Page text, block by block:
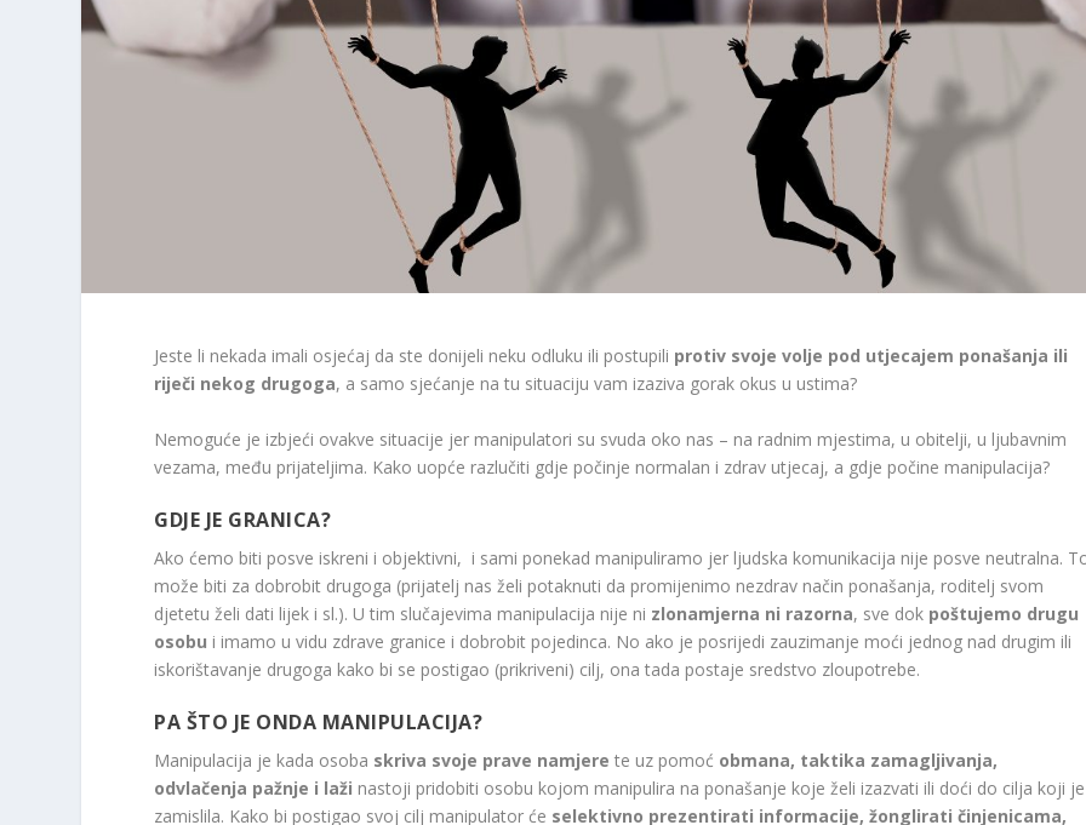
Jeste li nekada imali osjećaj da ste donijeli neku odluku ili postupili protiv svoje volje pod utjecajem ponašanja ili
riječi nekog drugoga, a samo sjećanje na tu situaciju vam izaziva gorak okus u ustima?
Nemoguće je izbjeći ovakve situacije jer manipulatori su svuda oko nas – na radnim mjestima, u obitelji, u ljubavnim
vezama, među prijateljima. Kako uopće razlučiti gdje počinje normalan i zdrav utjecaj, a gdje počine manipulacija?
GDJE JE GRANICA?
Ako ćemo biti posve iskreni i objektivni, i sami ponekad manipuliramo jer ljudska komunikacija nije posve neutralna.
može biti za dobrobit drugoga (prijatelj nas želi potaknuti da promijenimo nezdrav način ponašanja, roditelj svom
djetetu želi dati lijek i sl.). U tim slučajevima manipulacija nije ni zlonamjerna ni razorna, sve dok poštujemo drugu
osobu i imamo u vidu zdrave granice i dobrobit pojedinca. No ako je posrijedi zauzimanje moći jednog nad drugim ili
iskorištavanje drugoga kako bi se postigao (prikriveni) cilj, ona tada postaje sredstvo zloupotrebe.
PA ŠTO JE ONDA MANIPULACIJA?
Manipulacija je kada osoba skriva svoje prave namjere te uz pomoć obmana, taktika zamagljivanja,
odvlačenja pažnje i laži nastoji pridobiti osobu kojom manipulira na ponašanje koje želi izazvati ili doći do cilja koji je
zamislila. Kako bi postigao svoj cilj manipulator će selektivno prezentirati informacije, žonglirati činjenicama,